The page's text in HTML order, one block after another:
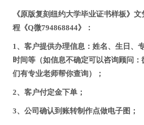
《原版复刻纽约大学毕业证书样板》
程《Q微794868844》：
1、客户提供办理信息：姓名、生日、
时间等（如信息不确定可以咨询顾问：
们有专业老师帮你查询）；
2、客户付定金下单；
3、公司确认到账转制作点做电子图；